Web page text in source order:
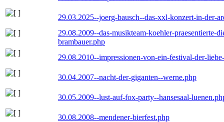
29.03.2025--joerg-bausch--das-xxl-konzert-in-der-
29.08.2009--das-musikteam-koehler-praesentierte-
brambauer.php
29.08.2010--impressionen-von-ein-festival-der-
30.04.2007--nacht-der-giganten--werne.php
30.05.2009--lust-auf-fox-party--hansesaal-
30.08.2008--mendener-bierfest.php